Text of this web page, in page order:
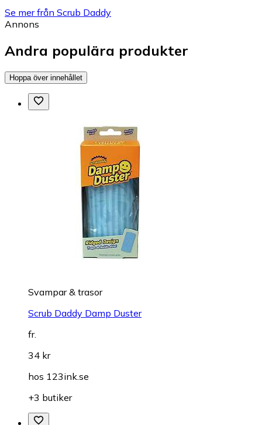
Se mer från Scrub Daddy
Annons
Andra populära produkter
Hoppa över innehållet
Svampar & trasor
Scrub Daddy Damp Duster
fr.
34 kr
hos 123ink.se
+3 butiker